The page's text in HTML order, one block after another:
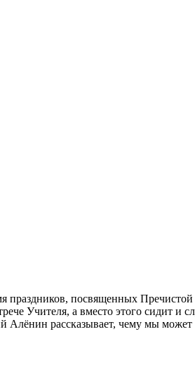
праздников, посвященных
Учителя, а вместо этого сидит и
рассказывает, чему мы может